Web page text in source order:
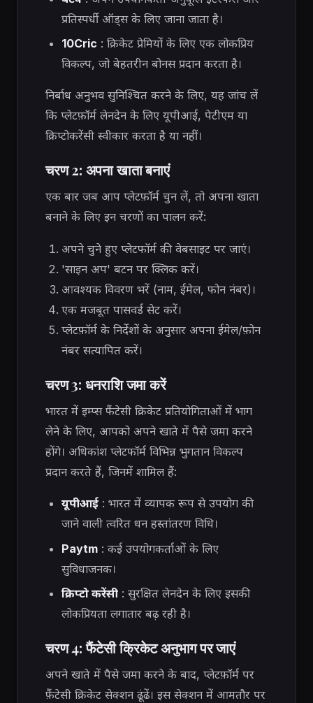
प्रतिस्पर्धी ऑड्स के लिए जाना जाता है।
10Cric: क्रिकेट प्रेमियों के लिए एक लोकप्रिय
विकल्प, जो बेहतरीन बोनस प्रदान करता है।
निर्बाध अनुभव सुनिश्चित करने के लिए, यह जांच लें
कि प्लेटफ़ॉर्म लेनदेन के लिए यूपीआई, पेटीएम या
क्रिप्टोकरेंसी स्वीकार करता है या नहीं।
चरण 2: अपना खाता बनाएं
एक बार जब आप प्लेटफ़ॉर्म चुन लें, तो अपना खाता
बनाने के लिए इन चरणों का पालन करें:
अपने चुने हुए प्लेटफॉर्म की वेबसाइट पर जाएं।
'साइन अप' बटन पर क्लिक करें।
आवश्यक विवरण भरें (नाम, ईमेल, फोन नंबर)।
एक मजबूत पासवर्ड सेट करें।
प्लेटफ़ॉर्म के निर्देशों के अनुसार अपना ईमेल/फ़ोन
नंबर सत्यापित करें।
चरण 3: धनराशि जमा करें
भारत में इम्प्स फैंटेसी क्रिकेट प्रतियोगिताओं में भाग
लेने के लिए, आपको अपने खाते में पैसे जमा करने
होंगे। अधिकांश प्लेटफॉर्म विभिन्न भुगतान विकल्प
प्रदान करते हैं, जिनमें शामिल हैं:
यूपीआई: भारत में व्यापक रूप से उपयोग की
जाने वाली त्वरित धन हस्तांतरण विधि।
Paytm: कई उपयोगकर्ताओं के लिए
सुविधाजनक।
क्रिप्टो करेंसी: सुरक्षित लेनदेन के लिए इसकी
लोकप्रियता लगातार बढ़ रही है।
चरण 4: फैंटेसी क्रिकेट अनुभाग पर जाएं
अपने खाते में पैसे जमा करने के बाद, प्लेटफ़ॉर्म पर
फ़ैंटेसी क्रिकेट सेक्शन ढूंढें। इस सेक्शन में आमतौर पर